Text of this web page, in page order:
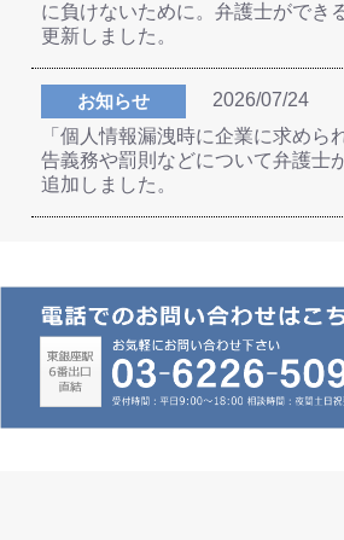
に負けないために。弁護士ができ
更新しました。
お知らせ
2026/07/24
「個人情報漏洩時に企業に求めら
告義務や罰則などについて弁護士
追加しました。